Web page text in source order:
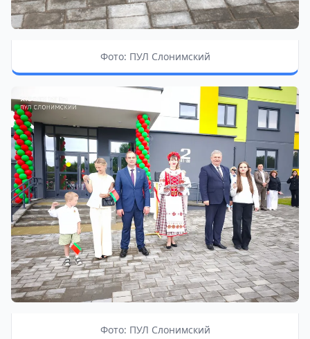
Фото: ПУЛ Слонимский
Фото: ПУЛ Слонимский